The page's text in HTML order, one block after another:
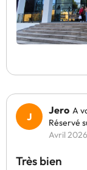
Jero A
Réservé
Avril 2026
Très bien